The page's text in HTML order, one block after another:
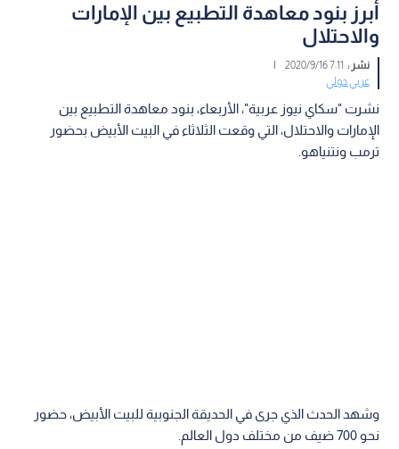
أبرز بنود معاهدة التطبيع بين الإمارات
والاحتلال
نشر : 7:11 2020/9/16
|
عربي دولي
نشرت "سكاي نيوز عربية"، الأربعاء، بنود معاهدة التطبيع بين
الإمارات والاحتلال، التي وقعت الثلاثاء في البيت الأبيض بحضور
ترمب ونتنياهو.
وشهد الحدث الذي جرى في الحديقة الجنوبية للبيت الأبيض، حضور
نحو 700 ضيف من مختلف دول العالم.